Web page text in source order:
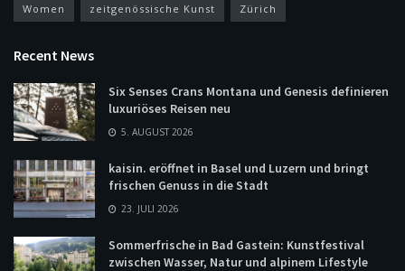
Women zeitgenössische Kunst Zürich
Recent News
Six Senses Crans Montana und Genesis definieren
luxuriöses Reisen neu
5. AUGUST 2026
kaisin. eröffnet in Basel und Luzern und bringt
frischen Genuss in die Stadt
23. JULI 2026
Sommerfrische in Bad Gastein: Kunstfestival
zwischen Wasser, Natur und alpinem Lifestyle